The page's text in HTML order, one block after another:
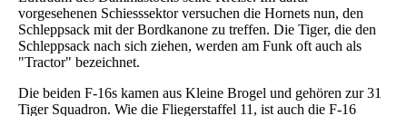
vorgesehenen Schiesssektor versuchen die Hornets nun, den
Schleppsack mit der Bordkanone zu treffen. Die Tiger, die den
Schleppsack nach sich ziehen, werden am Funk oft auch als
"Tractor" bezeichnet.
Die beiden F-16s kamen aus Kleine Brogel und gehören zur 31
Tiger Squadron. Wie die Fliegerstaffel 11, ist auch die F-16